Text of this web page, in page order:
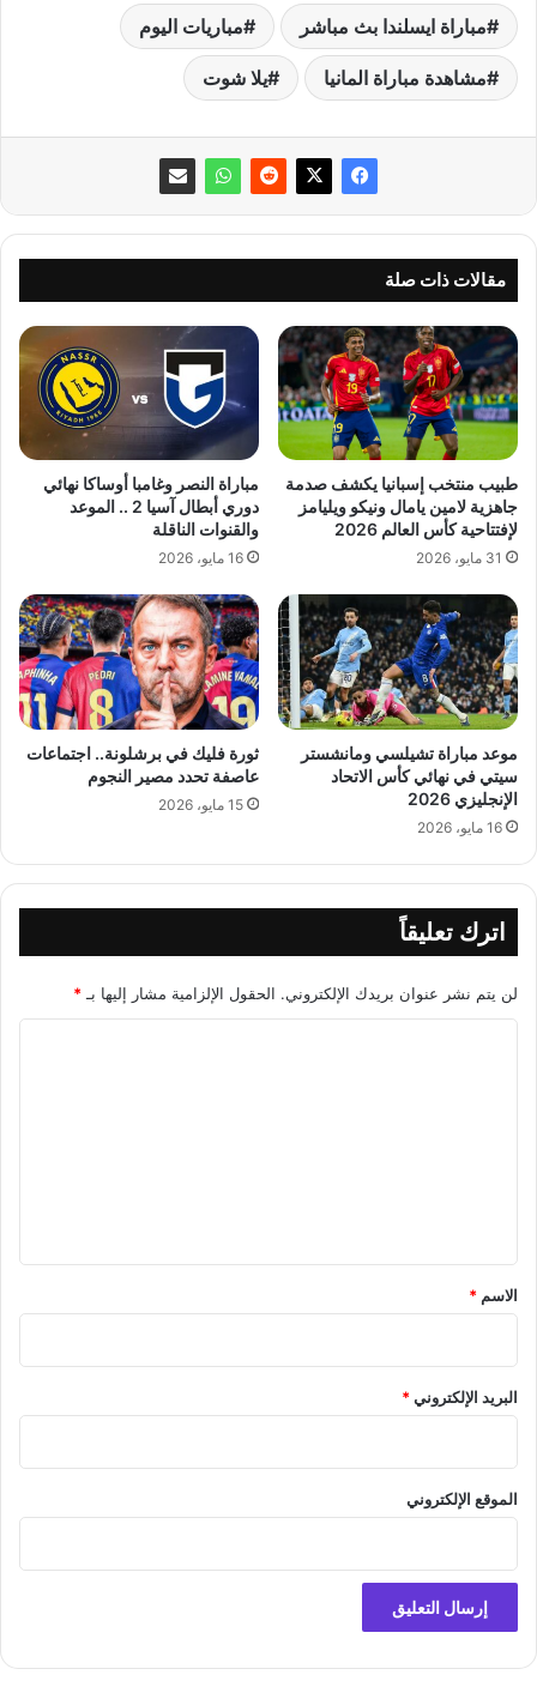
مباراة ايسلندا بث مباشر مباريات اليوم
مشاهدة مباراة المانيا يلا شوت
مقالات ذات صلة
طبيب منتخب إسبانيا يكشف صدمة
جاهزية لامين يامال ونيكو ويليامز
لإفتتاحية كأس العالم 2026
31 مايو، 2026
مباراة النصر وغامبا أوساكا نهائي
دوري أبطال آسيا 2 .. الموعد
والقنوات الناقلة
16 مايو، 2026
موعد مباراة تشيلسي ومانشستر
سيتي في نهائي كأس الاتحاد
الإنجليزي 2026
16 مايو، 2026
ثورة فليك في برشلونة.. اجتماعات
عاصفة تحدد مصير النجوم
15 مايو، 2026
اترك تعليقاً
لن يتم نشر عنوان بريدك الإلكتروني. الحقول الإلزامية مشار إليها بـ *
*
الاسم *
البريد الإلكتروني*
الموقع الإلكتروني